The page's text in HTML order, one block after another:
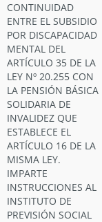
CONTINUIDAD
ENTRE EL SUBSIDIO
POR DISCAPACIDAD
MENTAL DEL
ARTÍCULO 35 DE LA
LEY Nº 20.255 CON
LA PENSIÓN BÁSICA
SOLIDARIA DE
INVALIDEZ QUE
ESTABLECE EL
ARTÍCULO 16 DE LA
MISMA LEY.
IMPARTE
INSTRUCCIONES AL
INSTITUTO DE
PREVISIÓN SOCIAL